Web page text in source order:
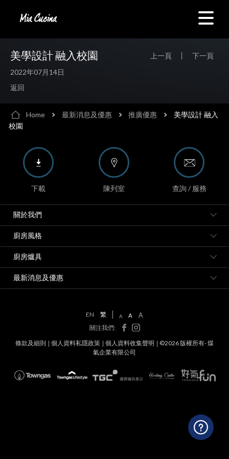
上一頁 下一頁
美學設計 融入校園
2022年07月14日
返回
Home 最新消息及優惠 推廣優惠
美學設計 融入
校園
下載 陳列室 查詢 / 服務
關於我們
廚房風格
廚房爐具
最新消息及優惠
EN 繁 A A A
關注我們:
條款及細則 個人資料私隱政策 個人資料收集聲明
©2026 版權所有- 煤
氣企業有限公司